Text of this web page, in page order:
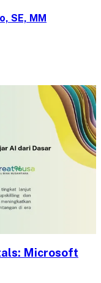
SE, MM
Microsoft